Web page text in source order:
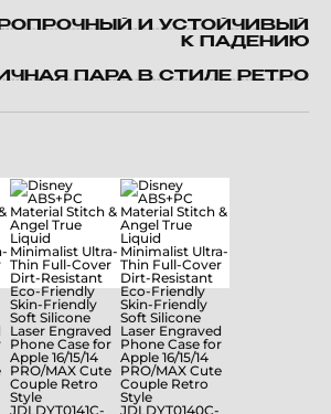
И УСТОЙЧИВЫЙ
К ПАДЕНИЮ
ПАРА В СТИЛЕ РЕТРО